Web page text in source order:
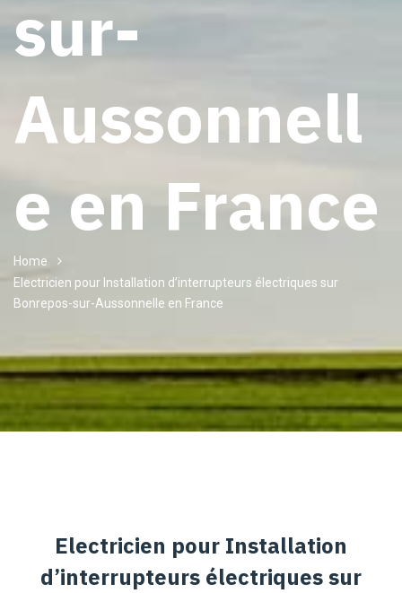
sur-
Aussonnell
e en France
Home
Electricien pour Installation d’interrupteurs électriques sur
Bonrepos-sur-Aussonnelle en France
Electricien pour Installation
d’interrupteurs électriques sur